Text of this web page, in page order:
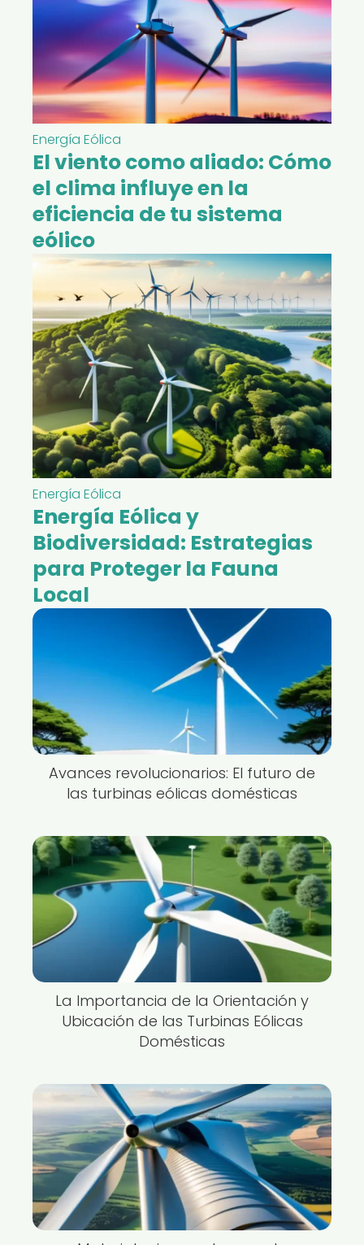
Energía Eólica
El viento como aliado: Cómo
el clima influye en la
eficiencia de tu sistema
eólico
Energía Eólica
Energía Eólica y
Biodiversidad: Estrategias
para Proteger la Fauna
Local
Avances revolucionarios: El futuro de
las turbinas eólicas domésticas
La Importancia de la Orientación y
Ubicación de las Turbinas Eólicas
Domésticas